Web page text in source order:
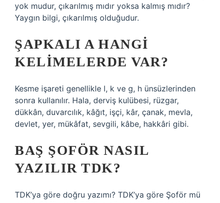
yok mudur, çıkarılmış mıdır yoksa kalmış mıdır?
Yaygın bilgi, çıkarılmış olduğudur.
ŞAPKALI A HANGI
KELIMELERDE VAR?
Kesme işareti genellikle l, k ve g, h ünsüzlerinden
sonra kullanılır. Hala, derviş kulübesi, rüzgar,
dükkân, duvarcılık, kâğıt, işçi, kâr, çanak, mevla,
devlet, yer, mükâfat, sevgili, kâbe, hakkâri gibi.
BAŞ ŞOFÖR NASIL
YAZILIR TDK?
TDK’ya göre doğru yazımı? TDK’ya göre Şoför mü